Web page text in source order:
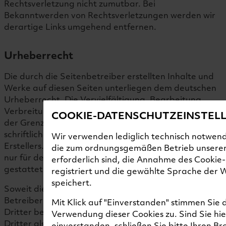
Rechtsverletzung nicht zumutbar. Bei
Bekanntwerden von Rechtsverletzungen werden wir
derartige Links umgehend entfernen.
Urheberrecht
Die durch die Seitenbetreiber erstellten Inhalte und
Werke auf diesen Seiten unterliegen dem deutschen
Urheberrecht. Die Vervielfältigung, Bearbeitung,
Verbreitung und jede Art der Verwertung außerhalb
der Grenzen des Urheberrechtes bedürfen der
schriftlichen Zustimmung des jeweiligen Autors bzw.
Erstellers. Downloads und Kopien dieser Seite sind
nur für den privaten, nicht kommerziellen Gebrauch
gestattet.
Soweit die Inhalte auf dieser Seite nicht vom
Betreiber erstellt wurden, werden die Urheberrechte
Dritter beachtet. Insbesondere werden Inhalte
Dritter als solche gekennzeichnet. Sollten Sie
COOKIE-
Wir verwenden lediglich technisch
die zum ordnungsgemäßen Betrieb
erforderlich sind, die Annahme des
registriert und die gewählte Sprache der
speichert.
Mit Klick auf "Einverstanden" stimmen Sie
Verwendung dieser Cookies zu. Sind Sie